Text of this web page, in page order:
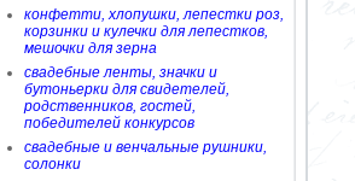
конфетти, хлопушки, лепестки роз,
корзинки и кулечки для лепестков,
мешочки для зерна
свадебные ленты, значки и
бутоньерки для свидетелей,
родственников, гостей,
победителей конкурсов
свадебные и венчальные рушники,
солонки